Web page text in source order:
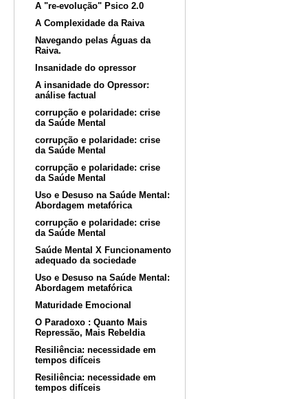
A "re-evolução" Psico 2.0
A Complexidade da Raiva
Navegando pelas Águas da
Raiva.
Insanidade do opressor
A insanidade do Opressor:
análise factual
corrupção e polaridade: crise
da Saúde Mental
corrupção e polaridade: crise
da Saúde Mental
corrupção e polaridade: crise
da Saúde Mental
Uso e Desuso na Saúde Mental:
Abordagem metafórica
corrupção e polaridade: crise
da Saúde Mental
Saúde Mental X Funcionamento
adequado da sociedade
Uso e Desuso na Saúde Mental:
Abordagem metafórica
Maturidade Emocional
O Paradoxo : Quanto Mais
Repressão, Mais Rebeldia
Resiliência: necessidade em
tempos difíceis
Resiliência: necessidade em
tempos difíceis